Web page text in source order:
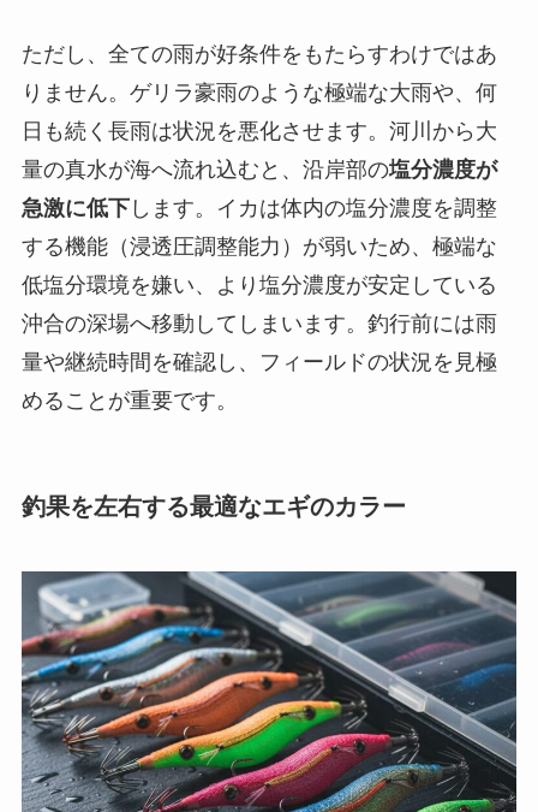
ただし、全ての雨が好条件をもたらすわけではあ
りません。ゲリラ豪雨のような極端な大雨や、何
日も続く長雨は状況を悪化させます。河川から大
量の真水が海へ流れ込むと、沿岸部の塩分濃度が
急激に低下します。イカは体内の塩分濃度を調整
する機能（浸透圧調整能力）が弱いため、極端な
低塩分環境を嫌い、より塩分濃度が安定している
沖合の深場へ移動してしまいます。釣行前には雨
量や継続時間を確認し、フィールドの状況を見極
めることが重要です。
釣果を左右する最適なエギのカラー